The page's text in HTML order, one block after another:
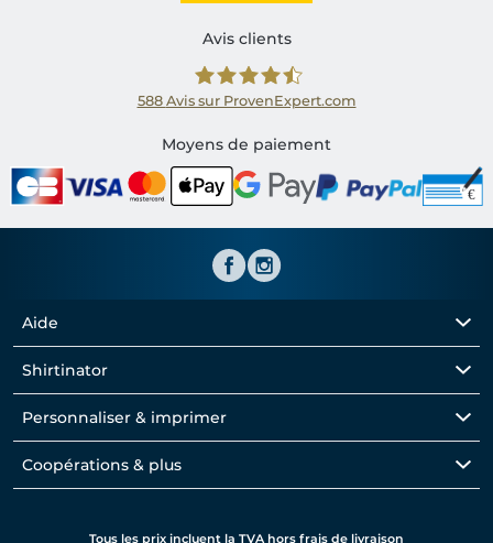
Avis clients
Shirtinator FR
588 Avis sur ProvenExpert.com
Moyens de paiement
Aide
Shirtinator
Personnaliser & imprimer
Coopérations & plus
Tous les prix incluent la TVA hors frais de livraison